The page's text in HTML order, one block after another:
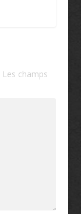
Les champs